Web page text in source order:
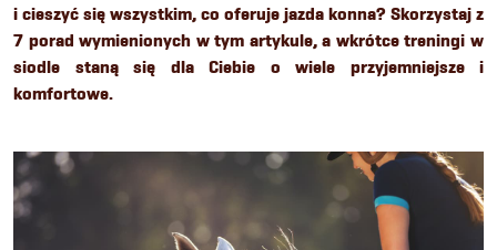
i cieszyć się wszystkim, co oferuje jazda konna? Skorzystaj z
7 porad wymienionych w tym artykule, a wkrótce treningi w
siodle staną się dla Ciebie o wiele przyjemniejsze i
komfortowe.